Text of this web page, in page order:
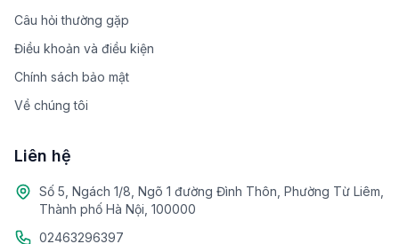
Câu hỏi thường gặp
Điều khoản và điều kiện
Chính sách bảo mật
Về chúng tôi
Liên hệ
Số 5, Ngách 1/8, Ngõ 1 đường Đình Thôn, Phường Từ Liêm,
Thành phố Hà Nội, 100000
02463296397